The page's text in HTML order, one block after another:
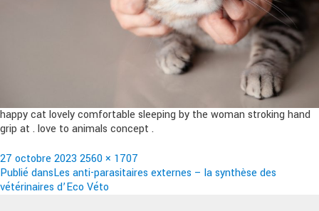
happy cat lovely comfortable sleeping by the woman stroking hand
grip at . love to animals concept .
Publié
le
27 octobre 2023 Taille
réelle
2560 × 1707
Navigation
de
Publié dansLes anti-parasitaires externes – la synthèse des
vétérinaires d’Eco Véto